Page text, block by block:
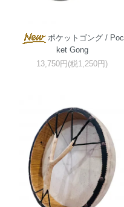
ポケットゴング / Poc
ket Gong
13,750円(税1,250円)